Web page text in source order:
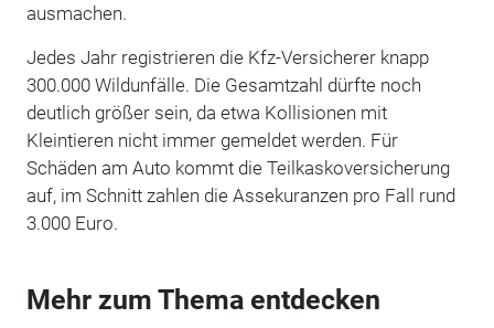
ausmachen.
Jedes Jahr registrieren die Kfz-Versicherer knapp
300.000 Wildunfälle. Die Gesamtzahl dürfte noch
deutlich größer sein, da etwa Kollisionen mit
Kleintieren nicht immer gemeldet werden. Für
Schäden am Auto kommt die Teilkaskoversicherung
auf, im Schnitt zahlen die Assekuranzen pro Fall rund
3.000 Euro.
Mehr zum Thema entdecken